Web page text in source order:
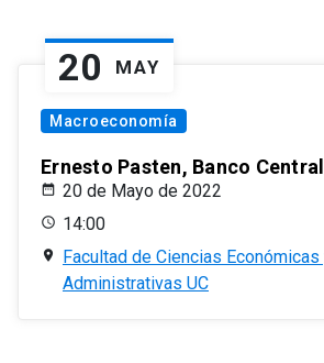
20 MAY
Macroeconomía
Ernesto Pasten, Banco
20 de Mayo de 2022
14:00
Facultad de Ciencias Económicas
Administrativas UC